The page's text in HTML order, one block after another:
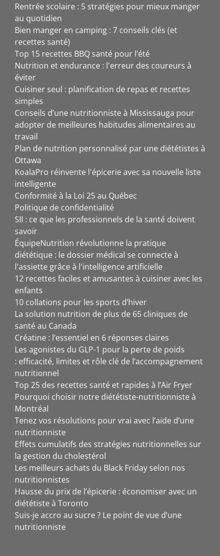
Rentrée scolaire : 5 stratégies pour mieux manger
au quotidien
Bien manger en camping : 7 conseils clés (et
recettes santé)
Top 15 recettes BBQ santé pour l’été
Nutrition et endurance : l'erreur des coureurs à
éviter
Cuisiner seul : planification de repas et recettes
simples
Conseils d’une nutritionniste à Mississauga pour
adopter de meilleures habitudes alimentaires au
travail
Plan de nutrition personnalisé par une diététistes à
Ottawa
KoalaPro réinvente l'épicerie avec sa nouvelle liste
intelligente
Conformité à la Loi 25 au Québec
Politique de confidentialité
SII : ce que les professionnels de la santé doivent
savoir
ÉquipeNutrition révolutionne la pratique
diététique : le dossier médical se connecte à
l'assiette grâce à l'intelligence artificielle
12 recettes faciles et amusantes à cuisiner avec les
enfants
10 collations pour les sports d’hiver
La solution nutrition de plus de 65 cliniques de
santé au Canada
Créatine : l’essentiel en 6 réponses claires
Les agonistes du GLP-1 pour la perte de poids
: efficacité, limites et rôle clé de l’accompagnement
nutritionnel
Top 25 des recettes santé et rapides à l’Air Fryer
Pourquoi choisir notre diététiste-nutritionniste à
Montréal
Tenez vos résolutions pour vrai avec l’aide d’une
nutritionniste
Effets cumulatifs des stratégies nutritionnelles sur
la gestion du cholestérol
Les meilleurs achats du Black Friday selon nos
nutritionnistes
Hausse du prix de l’épicerie : économiser avec un
diététiste à Toronto
Suis-je accro au sucre ? Le point de vue d’une
nutritionniste